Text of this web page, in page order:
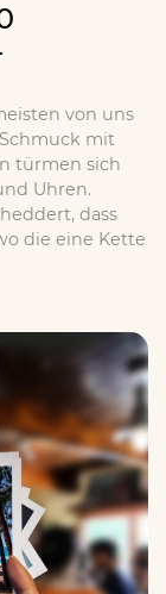
von uns
mit
türmen sich
Uhren.
dass
die eine Kette